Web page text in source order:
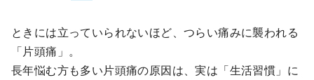
ときには立っていられないほど、つらい痛みに襲われる
「片頭痛」。
長年悩む方も多い片頭痛の原因は、実は「生活習慣」に